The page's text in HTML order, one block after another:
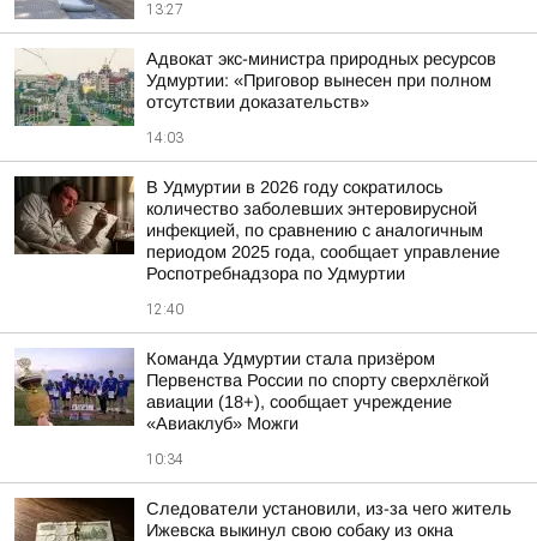
13:27
Адвокат экс-министра природных ресурсов
Удмуртии: «Приговор вынесен при полном
отсутствии доказательств»
14:03
В Удмуртии в 2026 году сократилось
количество заболевших энтеровирусной
инфекцией, по сравнению с аналогичным
периодом 2025 года, сообщает управление
Роспотребнадзора по Удмуртии
12:40
Команда Удмуртии стала призёром
Первенства России по спорту сверхлёгкой
авиации (18+), сообщает учреждение
«Авиаклуб» Можги
10:34
Следователи установили, из-за чего житель
Ижевска выкинул свою собаку из окна